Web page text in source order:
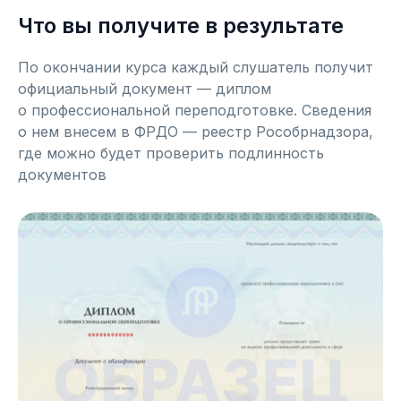
Что вы получите в результате
По окончании курса каждый слушатель получит
официальный документ — диплом
о профессиональной переподготовке. Сведения
о нем внесем в ФРДО — реестр Рособрнадзора,
где можно будет проверить подлинность
документов